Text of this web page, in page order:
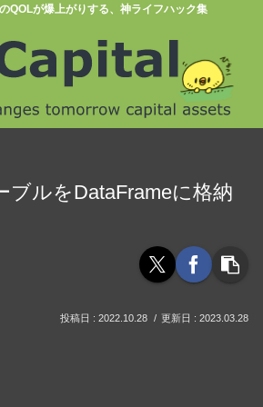
QOLが爆上がりする、神ライフハック集
ブルをDataFrameに格納
2022.10.28 2023.03.28